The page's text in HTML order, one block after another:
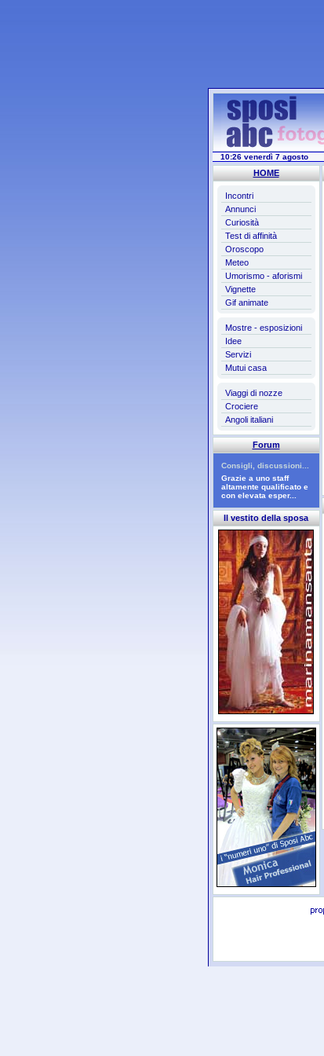
10:26 venerdì 7 agosto
HOME
Incontri
Annunci
Curiosità
Test di affinità
Oroscopo
Meteo
Umorismo - aforismi
Vignette
Gif animate
Mostre - esposizioni
Idee
Servizi
Mutui casa
Viaggi di nozze
Crociere
Angoli italiani
Forum
Consigli, discussioni...
Grazie a uno staff
altamente qualificato e
con elevata esper...
Il vestito della sposa